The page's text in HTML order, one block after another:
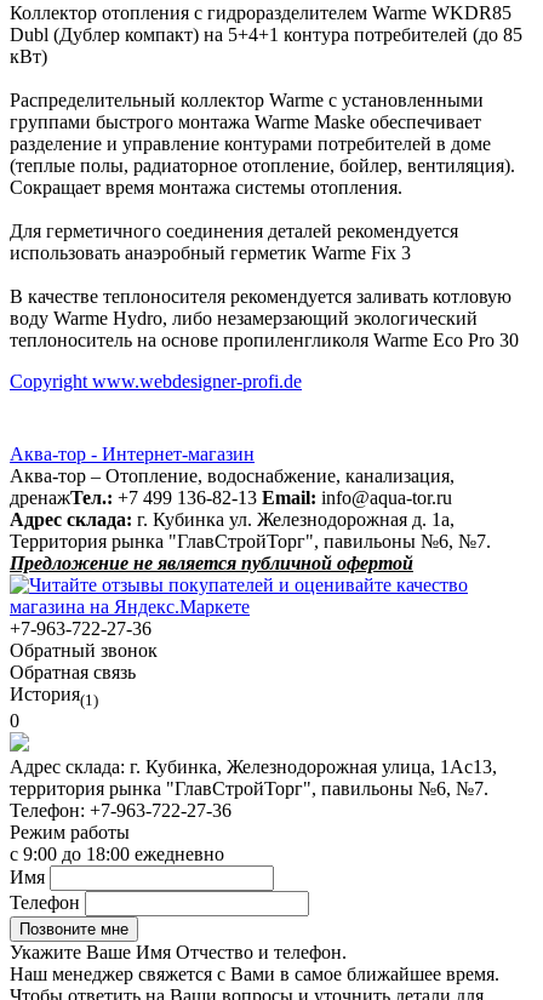
Коллектор отопления с гидроразделителем Warme WKDR85
Dubl (Дублер компакт) на 5+4+1 контура потребителей (до 85
кВт)
Распределительный коллектор Warme с установленными
группами быстрого монтажа Warme Maske обеспечивает
разделение и управление контурами потребителей в доме
(теплые полы, радиаторное отопление, бойлер, вентиляция).
Сокращает время монтажа системы отопления.
Для герметичного соединения деталей рекомендуется
использовать анаэробный герметик Warme Fix 3
В качестве теплоносителя рекомендуется заливать котловую
воду Warme Hydro, либо незамерзающий экологический
теплоноситель на основе пропиленгликоля Warme Eco Pro 30
Copyright www.webdesigner-profi.de
Аква-тор - Интернет-магазин
Аква-тор – Отопление, водоснабжение, канализация,
дренажТел.: +7 499 136-82-13 Email: info@aqua-tor.ru
Адрес склада: г. Кубинка ул. Железнодорожная д. 1а,
Территория рынка "ГлавСтройТорг", павильоны №6, №7.
Предложение не является публичной офертой
+7-963-722-27-36
Обратный звонок
Обратная связь
История(1)
0
Адрес склада: г. Кубинка, Железнодорожная улица, 1Ас13,
территория рынка "ГлавСтройТорг", павильоны №6, №7.
Телефон: +7-963-722-27-36
Режим работы
с 9:00 до 18:00 ежедневно
Имя
Телефон
Укажите Ваше Имя Отчество и телефон.
Наш менеджер свяжется с Вами в самое ближайшее время.